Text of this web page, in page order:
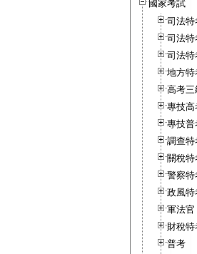
國家考試
司法特
司法特
司法特
地方特
高考三
專技高
專技普
調查特
關稅
警察特
政風特
軍法官
財稅
普考